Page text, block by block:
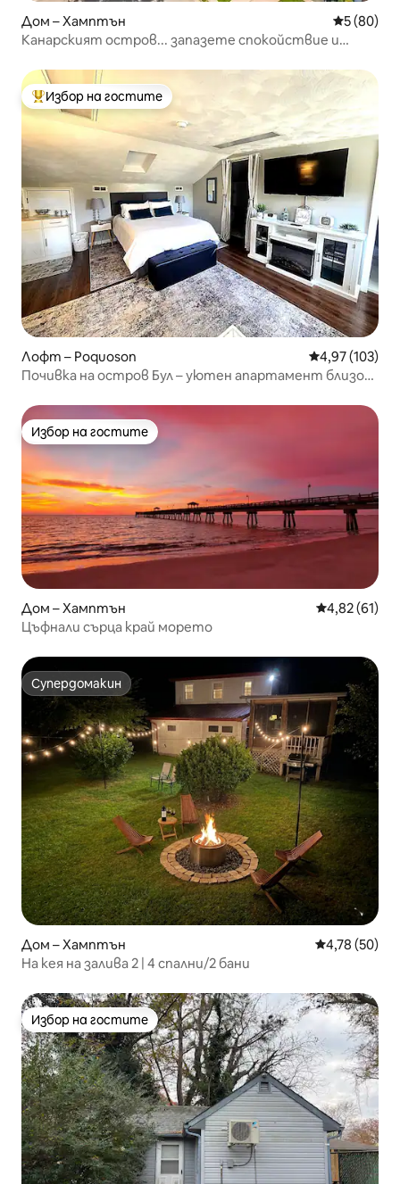
Дом – Хамптън Средна
5 (80)
Канарският остров... запазете спокойствие и
Най-популярен избор на гостите
Избор на гостите
Лофт – Poquoson Средна
4,97 (103)
Почивка на остров Бул – уютен апартамент близо
Избор на гостите
Избор на гостите
Дом – Хамптън Средна
4,82 (61)
Цъфнали сърца край морето
Супердомакин
Супердомакин
Дом – Хамптън Средна
4,78 (50)
На кея на залива 2 | 4 спални/2 бани
Избор на гостите
Избор на гостите